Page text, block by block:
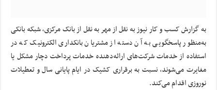
به گزارش کسب و کار نیوز به نقل از مهر به نقل از بانک مرکزی، شبکه بانکی
به‌منظور پاسخگویی به آن دسته از مشتریان بانکداری الکترونیک که در
استفاده از خدمات شرکت‌های ارائه‌دهنده خدمات پرداخت دچار مشکل یا
مغایرت می‌شوند، نسبت به برقراری کشیک در ایام پایانی سال و تعطیلات
نوروزی اقدام می‌کند.